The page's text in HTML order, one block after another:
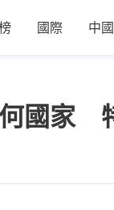
國際 中國
國家